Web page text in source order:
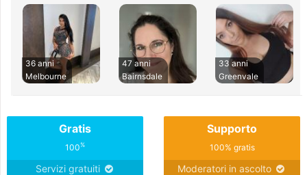
36 anni
Melbourne
47 anni
Bairnsdale
33 anni
Greenvale
Gratis
100%
Servizi gratuiti
Supporto
100% gratis
Moderatori in ascolto